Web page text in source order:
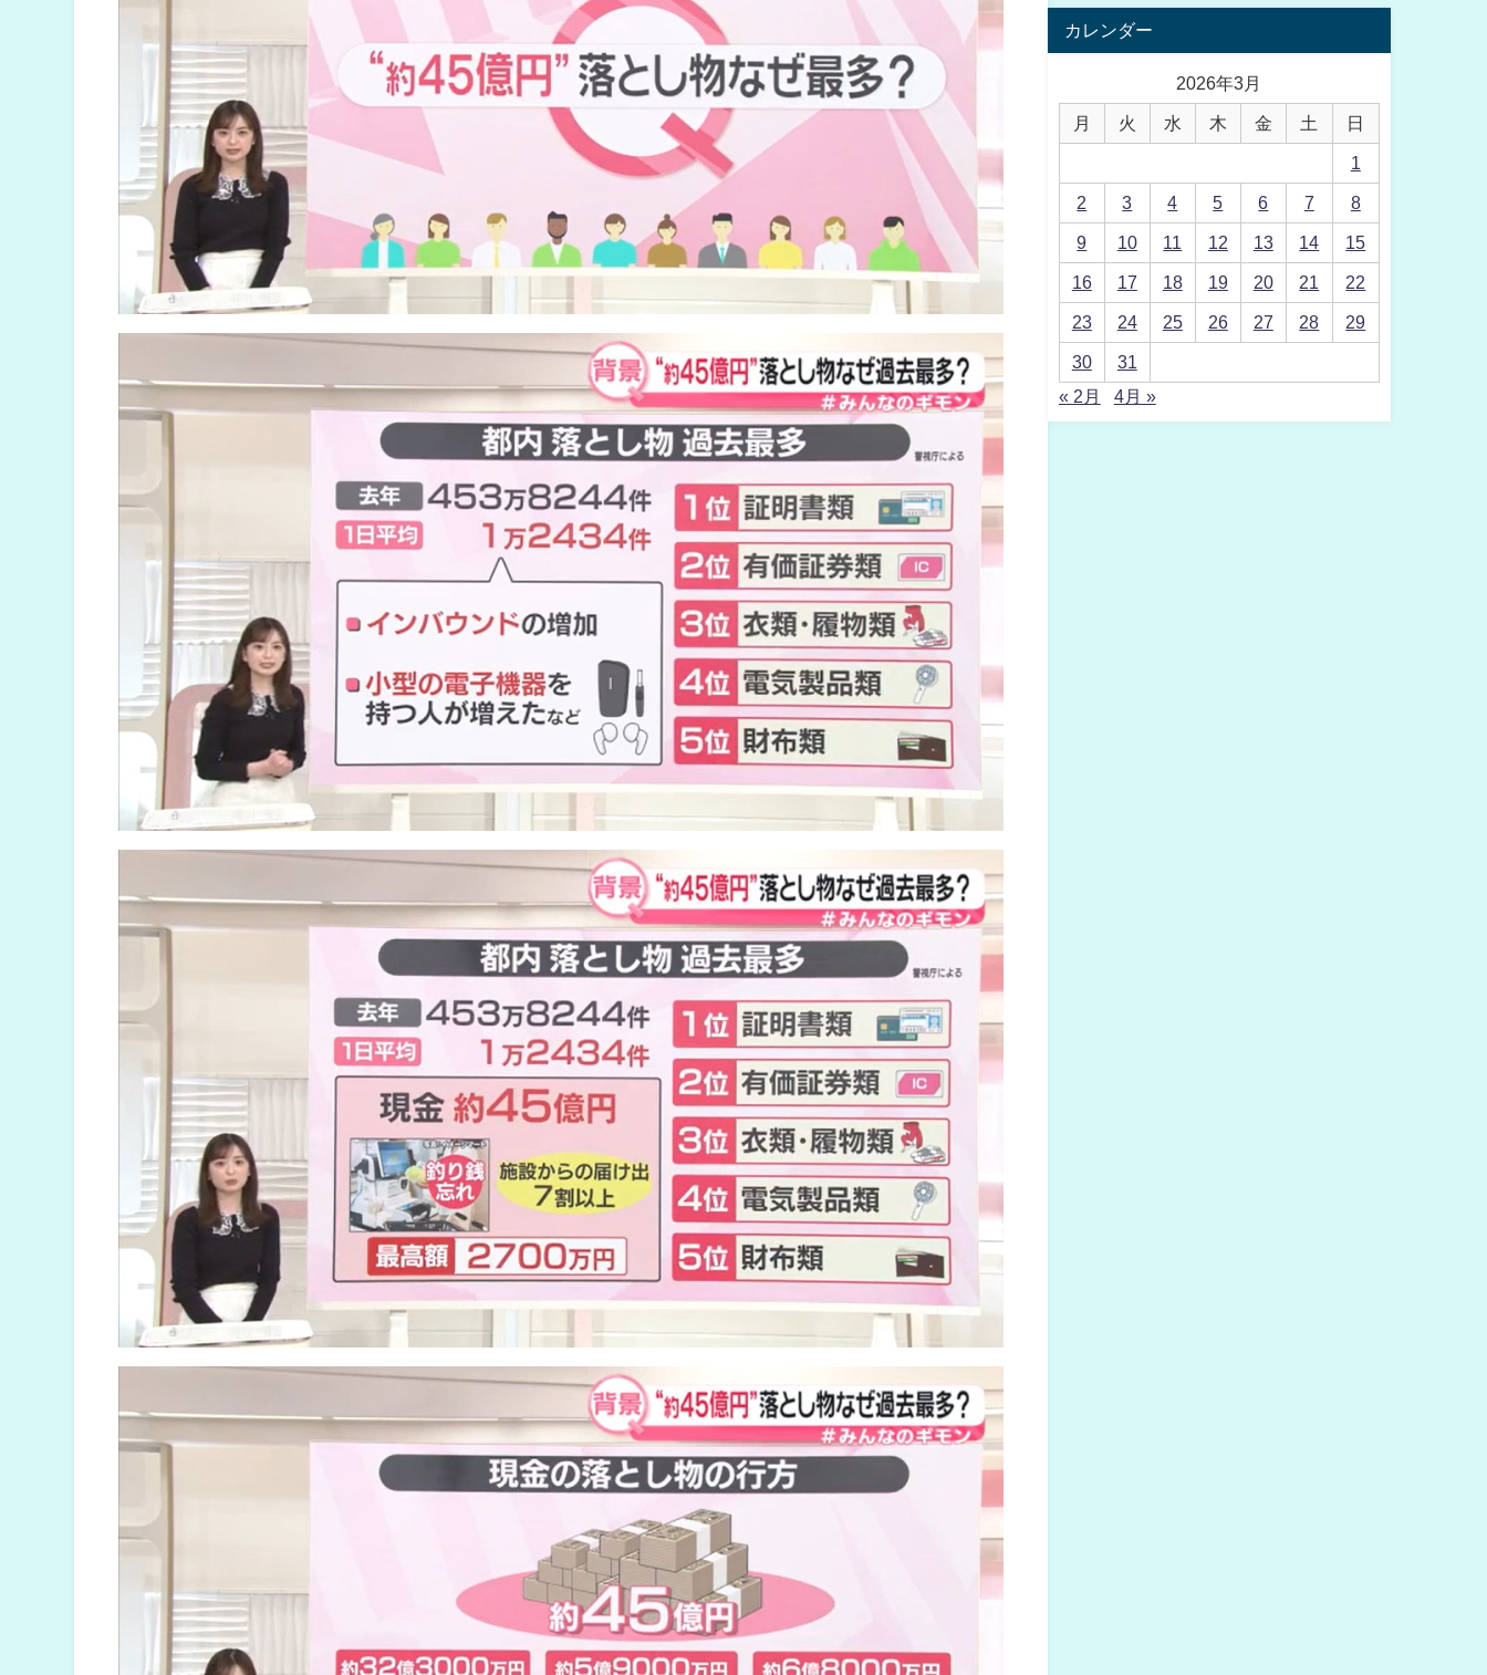
カレンダー
2026年3月
月 火 水 木 金 土 日
1
2 3 4 5 6 7 8
9 10 11 12 13 14 15
16 17 18 19 20 21 22
23 24 25 26 27 28 29
30
31
« 2月
4月 »